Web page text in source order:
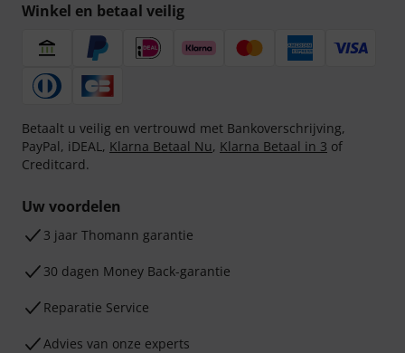
Winkel en betaal veilig
Betaalt u veilig en vertrouwd met Bankoverschrijving,
PayPal, iDEAL, Klarna Betaal Nu, Klarna Betaal in 3 of
Creditcard.
Uw voordelen
3 jaar Thomann garantie
30 dagen Money Back-garantie
Reparatie Service
Advies van onze experts